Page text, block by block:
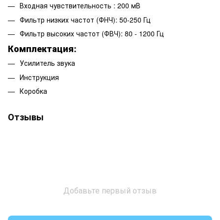
Входная чувствительность : 200 мВ
Фильтр низких частот (ФНЧ): 50-250 Гц
Фильтр высоких частот (ФВЧ): 80 - 1200 Гц
Комплектация:
Усилитель звука
Инструкция
Коробка
Отзывы
Добавьте первый отзыв